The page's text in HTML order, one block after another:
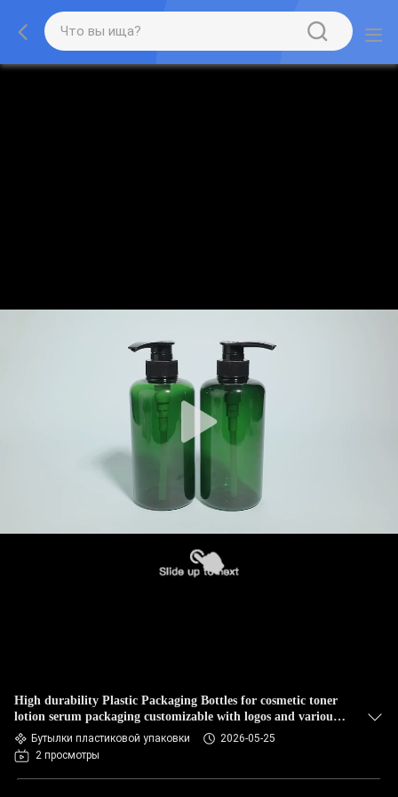
High durability Plastic Packaging Bottles for cosmetic toner
lotion serum packaging customizable with logos and various
sizesБутылки пластиковой упаковки
2026-05-25
2 просмотры